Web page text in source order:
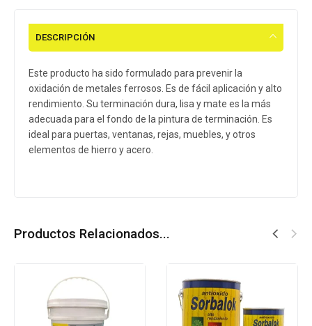
DESCRIPCIÓN
Este producto ha sido formulado para prevenir la
oxidación de metales ferrosos. Es de fácil aplicación y alto
rendimiento. Su terminación dura, lisa y mate es la más
adecuada para el fondo de la pintura de terminación. Es
ideal para puertas, ventanas, rejas, muebles, y otros
elementos de hierro y acero.
Productos Relacionados...